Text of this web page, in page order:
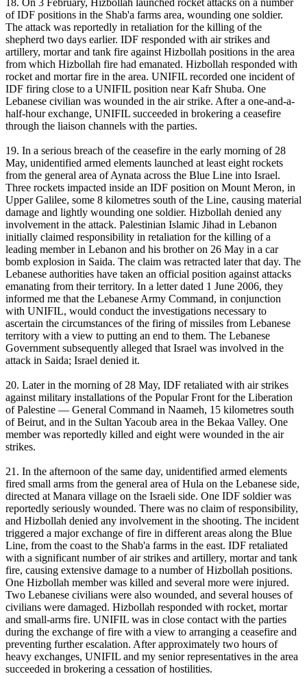
18. On 3 February, Hizbollah launched rocket attacks on a number
of IDF positions in the Shab'a farms area, wounding one soldier.
The attack was reportedly in retaliation for the killing of the
shepherd two days earlier. IDF responded with air strikes and
artillery, mortar and tank fire against Hizbollah positions in the area
from which Hizbollah fire had emanated. Hizbollah responded with
rocket and mortar fire in the area. UNIFIL recorded one incident of
IDF firing close to a UNIFIL position near Kafr Shuba. One
Lebanese civilian was wounded in the air strike. After a one-and-a-
half-hour exchange, UNIFIL succeeded in brokering a ceasefire
through the liaison channels with the parties.
19. In a serious breach of the ceasefire in the early morning of 28
May, unidentified armed elements launched at least eight rockets
from the general area of Aynata across the Blue Line into Israel.
Three rockets impacted inside an IDF position on Mount Meron, in
Upper Galilee, some 8 kilometres south of the Line, causing material
damage and lightly wounding one soldier. Hizbollah denied any
involvement in the attack. Palestinian Islamic Jihad in Lebanon
initially claimed responsibility in retaliation for the killing of a
leading member in Lebanon and his brother on 26 May in a car
bomb explosion in Saida. The claim was retracted later that day. The
Lebanese authorities have taken an official position against attacks
emanating from their territory. In a letter dated 1 June 2006, they
informed me that the Lebanese Army Command, in conjunction
with UNIFIL, would conduct the investigations necessary to
ascertain the circumstances of the firing of missiles from Lebanese
territory with a view to putting an end to them. The Lebanese
Government subsequently alleged that Israel was involved in the
attack in Saida; Israel denied it.
20. Later in the morning of 28 May, IDF retaliated with air strikes
against military installations of the Popular Front for the Liberation
of Palestine — General Command in Naameh, 15 kilometres south
of Beirut, and in the Sultan Yacoub area in the Bekaa Valley. One
member was reportedly killed and eight were wounded in the air
strikes.
21. In the afternoon of the same day, unidentified armed elements
fired small arms from the general area of Hula on the Lebanese side,
directed at Manara village on the Israeli side. One IDF soldier was
reportedly seriously wounded. There was no claim of responsibility,
and Hizbollah denied any involvement in the shooting. The incident
triggered a major exchange of fire in different areas along the Blue
Line, from the coast to the Shab'a farms in the east. IDF retaliated
with a significant number of air strikes and artillery, mortar and tank
fire, causing extensive damage to a number of Hizbollah positions.
One Hizbollah member was killed and several more were injured.
Two Lebanese civilians were also wounded, and several houses of
civilians were damaged. Hizbollah responded with rocket, mortar
and small-arms fire. UNIFIL was in close contact with the parties
during the exchange of fire with a view to arranging a ceasefire and
preventing further escalation. After approximately two hours of
heavy exchanges, UNIFIL and my senior representatives in the area
succeeded in brokering a cessation of hostilities.